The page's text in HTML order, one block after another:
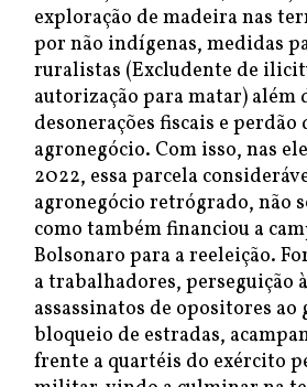
exploração de madeira nas
por não indígenas, medidas
ruralistas (Excludente de
autorização para matar) além
desonerações fiscais e
agronegócio. Com isso, nas
2022, essa parcela
agronegócio retrógrado, não
como também financiou a
Bolsonaro para a reeleição.
a trabalhadores, perseguição
assassinatos de opositores ao
bloqueio de estradas,
frente a quartéis do exército